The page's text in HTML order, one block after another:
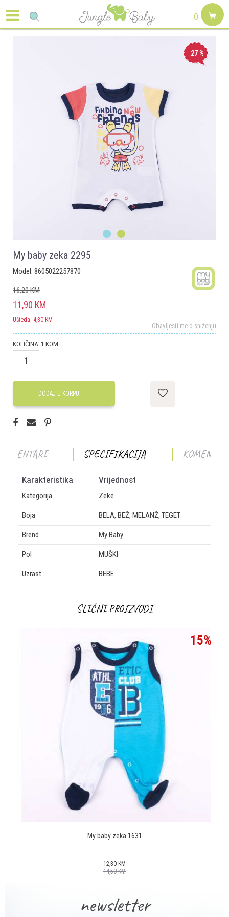
0
1
27 %
My baby zeka 2295
Model: 8605022257870
16,20KM
11,90 KM
Ušteda: 4,30 KM
Obavijesti me o sniženju
KOLIČINA: 1 KOM
DODAJ U KORPU
SPECIFIKACIJA
Karakteristika
Vrijednost
Kategorija
Zeke
Boja BELA, BEŽ, MELANŽ, TEGET
Brend My Baby
Pol MUŠKI
Uzrast BEBE
SLIČNI PROIZVODI
15%
My baby zeka 1631
12,30 KM
14,50KM
newsletter